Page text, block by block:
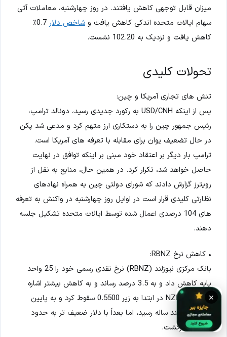
میزان قابل توجهی کاهش یافتند. در روز چهارشنبه، معاملات آتی
سهام ایالات متحده اندکی کاهش یافت و شاخص دلار
0.7٪
کاهش یافت و نزدیک به 102.20 نشست.
تحولات کلیدی
تنش های تجاری آمریکا و چین:
پس از اینکه USD/CNH به رکورد جدیدی رسید، دونالد ترامپ،
رئیس جمهور چین را به دستکاری ارز متهم کرد و مدعی شد پکن
در حال تضعیف یوان برای مقابله با تعرفه های آمریکا است.
ترامپ بار دیگر بر اعتقاد خود مبنی بر اینکه توافق در نهایت
حاصل خواهد شد، تکرار کرد. در همین حال، منابع به نقل از
رویترز گزارش دادند که شورای دولتی چین به همراه نهادهای
نظارتی کلیدی قرار است در اوایل روز چهارشنبه در واکنش به تعرفه
های 104 درصدی اعمال شده توسط ایالات متحده تشکیل جلسه
دهند.
• کاهش نرخ RBNZ:
بانک مرکزی نیوزلند (RBNZ) نرخ نقدی رسمی خود را 25 واحد
پایه کاهش داد و به 3.5 درصد رساند و به کاهش بیشتر اشاره
کرد. NZD/USD در ابتدا به زیر 0.5500 سقوط کرد و به پایین
ترین حد چند ساله رسید، اما بعداً با دلار ضعیف تر به حدود
0.5550 بازگشت.
×